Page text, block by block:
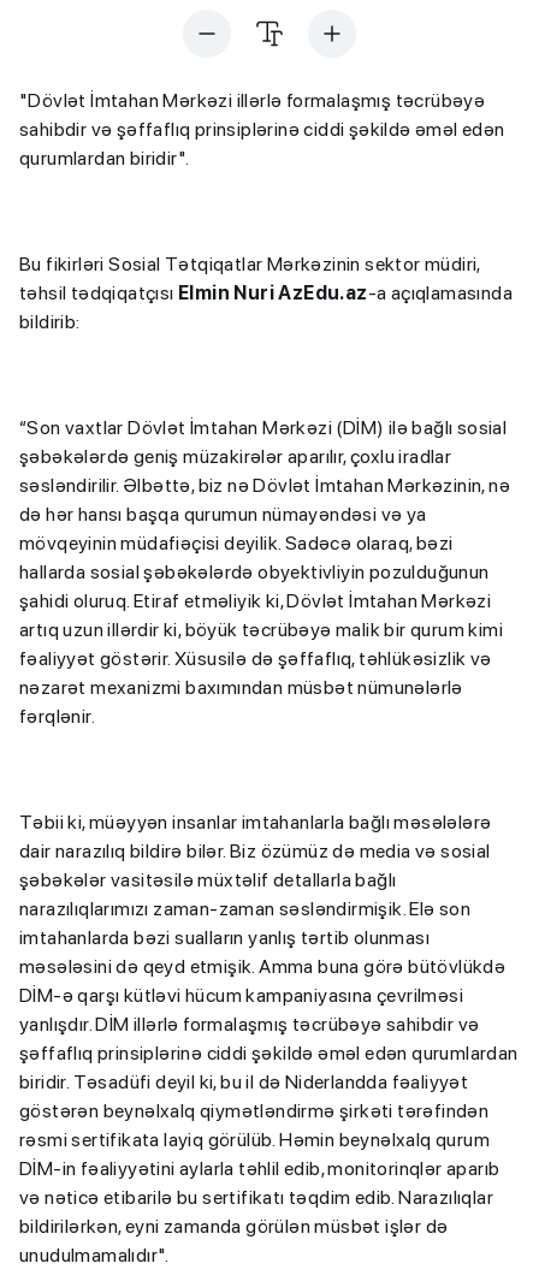
"Dövlət İmtahan Mərkəzi illərlə formalaşmış təcrübəyə
sahibdir və şəffaflıq prinsiplərinə ciddi şəkildə əməl edən
qurumlardan biridir".
Bu fikirləri Sosial Tətqiqatlar Mərkəzinin sektor müdiri,
təhsil tədqiqatçısı Elmin Nuri AzEdu.az-a açıqlamasında
bildirib:
“Son vaxtlar Dövlət İmtahan Mərkəzi (DİM) ilə bağlı sosial
şəbəkələrdə geniş müzakirələr aparılır, çoxlu iradlar
səsləndirilir. Əlbəttə, biz nə Dövlət İmtahan Mərkəzinin, nə
də hər hansı başqa qurumun nümayəndəsi və ya
mövqeyinin müdafiəçisi deyilik. Sadəcə olaraq, bəzi
hallarda sosial şəbəkələrdə obyektivliyin pozulduğunun
şahidi oluruq. Etiraf etməliyik ki, Dövlət İmtahan Mərkəzi
artıq uzun illərdir ki, böyük təcrübəyə malik bir qurum kimi
fəaliyyət göstərir. Xüsusilə də şəffaflıq, təhlükəsizlik və
nəzarət mexanizmi baxımından müsbət nümunələrlə
fərqlənir.
Təbii ki, müəyyən insanlar imtahanlarla bağlı məsələlərə
dair narazılıq bildirə bilər. Biz özümüz də media və sosial
şəbəkələr vasitəsilə müxtəlif detallarla bağlı
narazılıqlarımızı zaman-zaman səsləndirmişik. Elə son
imtahanlarda bəzi sualların yanlış tərtib olunması
məsələsini də qeyd etmişik. Amma buna görə bütövlükdə
DİM-ə qarşı kütləvi hücum kampaniyasına çevrilməsi
yanlışdır. DİM illərlə formalaşmış təcrübəyə sahibdir və
şəffaflıq prinsiplərinə ciddi şəkildə əməl edən qurumlardan
biridir. Təsadüfi deyil ki, bu il də Niderlandda fəaliyyət
göstərən beynəlxalq qiymətləndirmə şirkəti tərəfindən
rəsmi sertifikata layiq görülüb. Həmin beynəlxalq qurum
DİM-in fəaliyyətini aylarla təhlil edib, monitorinqlər aparıb
və nəticə etibarilə bu sertifikatı təqdim edib. Narazılıqlar
bildirilərkən, eyni zamanda görülən müsbət işlər də
unudulmamalıdır".